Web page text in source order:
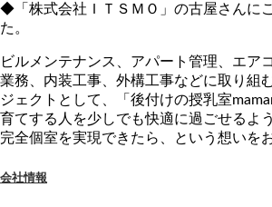
◆「株式会社ＩＴＳＭＯ」の古屋さんに
た。
ビルメンテナンス、アパート管理、エア
業務、内装工事、外構工事などに取り組
ジェクトとして、「後付けの授乳室
育てする人を少しでも快適に過ごせるよ
完全個室を実現できたら、という想いを
会社情報